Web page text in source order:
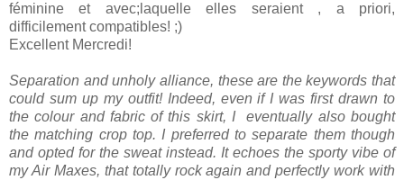
féminine et avec;laquelle elles seraient , a priori,
difficilement compatibles! ;)
Excellent Mercredi!
Separation and unholy alliance, these are the keywords that
could sum up my outfit! Indeed, even if I was first drawn to
the colour and fabric of this skirt, I eventually also bought
the matching crop top. I preferred to separate them though
and opted for the sweat instead. It echoes the sporty vibe of
my Air Maxes, that totally rock again and perfectly work with